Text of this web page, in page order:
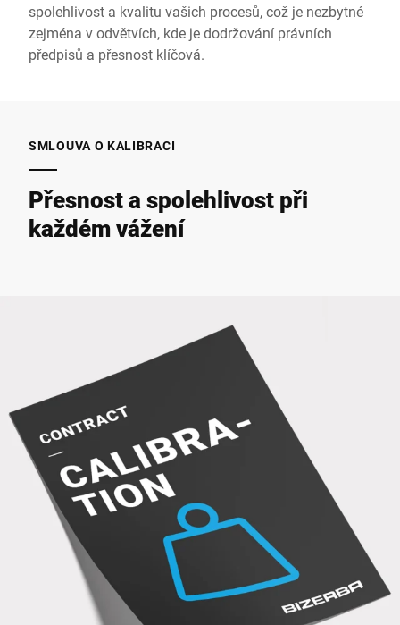
spolehlivost a kvalitu vašich procesů, což je nezbytné
zejména v odvětvích, kde je dodržování právních
předpisů a přesnost klíčová.
SMLOUVA O KALIBRACI
Přesnost a spolehlivost při
každém vážení